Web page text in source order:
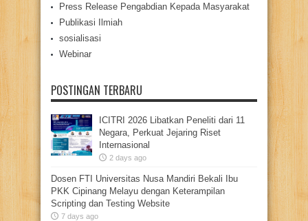
Press Release Pengabdian Kepada Masyarakat
Publikasi Ilmiah
sosialisasi
Webinar
POSTINGAN TERBARU
ICITRI 2026 Libatkan Peneliti dari 11
Negara, Perkuat Jejaring Riset
Internasional
2 days ago
Dosen FTI Universitas Nusa Mandiri Bekali Ibu
PKK Cipinang Melayu dengan Keterampilan
Scripting dan Testing Website
7 days ago